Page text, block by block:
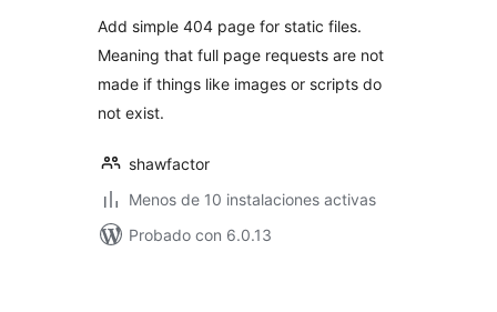
Add simple 404 page for static files.
Meaning that full page requests are not
made if things like images or scripts do
not exist.
shawfactor
Menos de 10 instalaciones activas
Probado con 6.0.13